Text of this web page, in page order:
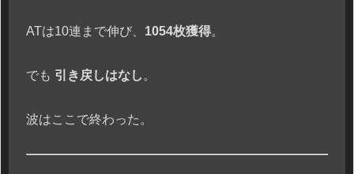
ATは10連まで伸び、 1054枚獲得。
でも 引き戻しはなし 。
波はここで終わった。